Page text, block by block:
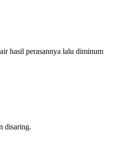
hasil perasannya lalu diminum
disaring.